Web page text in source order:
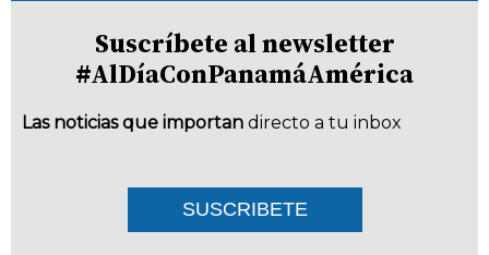
Suscríbete al newsletter
#AlDíaConPanamáAmérica
Las noticias que importan directo a tu inbox
SUSCRIBETE